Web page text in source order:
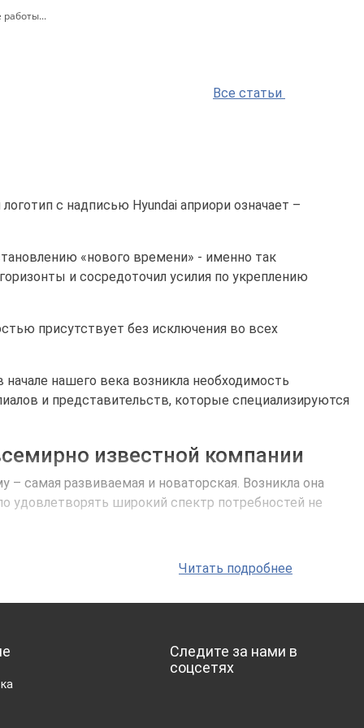
работы...
Все статьи
с надписью Hyundai априори означает –
«нового времени» - именно так
и сосредоточил усилия по укреплению
присутствует без исключения во всех
нашего века возникла необходимость
и представительств, которые специализируются
известной компании
– самая развиваемая и новаторская. Возникла она
удовлетворять широкий спектр потребностей не
и покупателем.
собранная на китайских заводах. Несколько
в Корее на собственных производственных
Читать подробнее
Следите за нами в
соцсетях